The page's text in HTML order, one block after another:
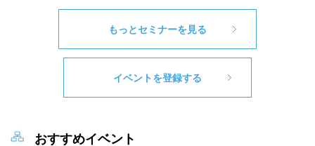
もっとセミナーを見る
イベントを登録する
おすすめイベント